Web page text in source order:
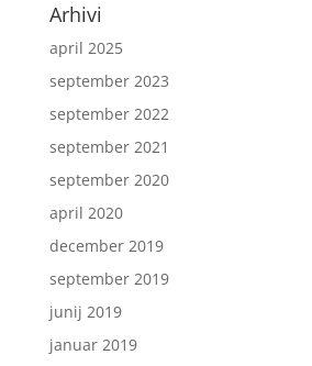
Arhivi
april 2025
september 2023
september 2022
september 2021
september 2020
april 2020
december 2019
september 2019
junij 2019
januar 2019